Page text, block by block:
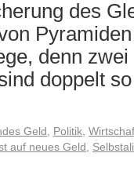
des
denn
doppelt
Geld Politik
auf neues Geld